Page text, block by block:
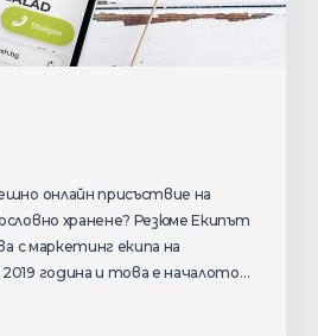
онлайн присъствие на
хранене? Резюме Екипът
с маркетинг екипа на
година и това е началото…